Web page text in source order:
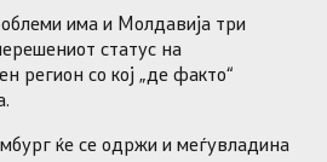
има и Молдавија три
статус на
регион со кој „де факто“
ќе се одржи и меѓувладина